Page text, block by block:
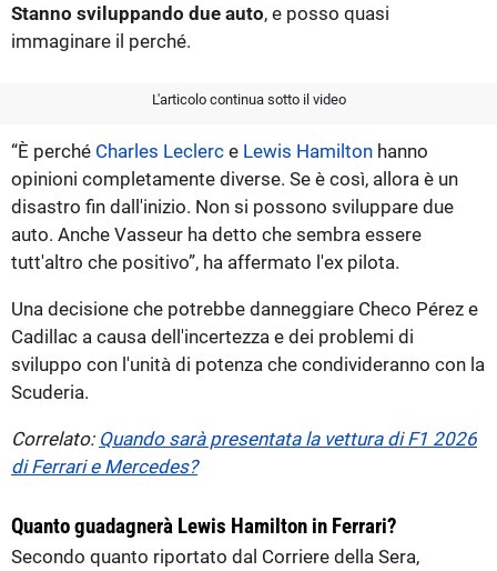
Stanno sviluppando due auto, e posso quasi
immaginare il perché.
L'articolo continua sotto il video
“È perché Charles Leclerc e Lewis Hamilton hanno
opinioni completamente diverse. Se è così, allora è un
disastro fin dall'inizio. Non si possono sviluppare due
auto. Anche Vasseur ha detto che sembra essere
tutt'altro che positivo”, ha affermato l'ex pilota.
Una decisione che potrebbe danneggiare Checo Pérez e
Cadillac a causa dell'incertezza e dei problemi di
sviluppo con l'unità di potenza che condivideranno con la
Scuderia.
Correlato: Quando sarà presentata la vettura di F1 2026
di Ferrari e Mercedes?
Quanto guadagnerà Lewis Hamilton in Ferrari?
Secondo quanto riportato dal Corriere della Sera,